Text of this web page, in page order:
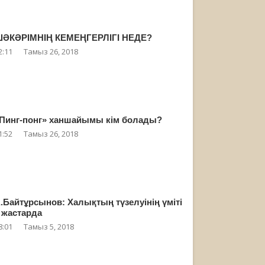
КЕМЕҢГЕРЛІГІ НЕДЕ?
Тамыз 26, 2018
понг» ханшайымы кім болады?
Тамыз 26, 2018
Халықтың түзелуінің үміті
жастарда
Тамыз 5, 2018